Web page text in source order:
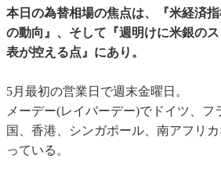
本日の為替相場の焦点は、『米経済
の動向』、そして『週明けに米銀の
表が控える点』にあり。
5月最初の営業日で週末金曜日。
メーデー(レイバーデー)でドイツ、フ
国、香港、シンガポール、南アフリ
っている。